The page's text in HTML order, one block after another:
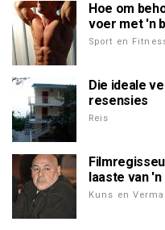
Hoe om
voer met 'n
Sport en
Die ideale
resensies
Reis
laaste van
Kuns en